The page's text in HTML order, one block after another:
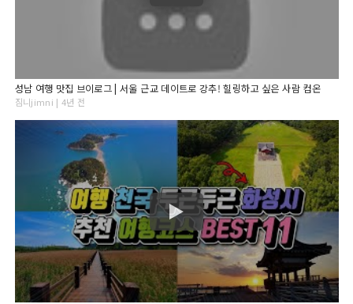
성남 여행 맛집 브이로그 | 서울 근교 데이트로 강추! 힐링하고 싶은 사람 컴온
짐니jimni | 4년 전